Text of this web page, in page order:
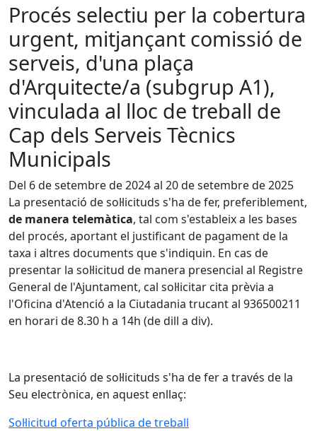
Procés selectiu per la cobertura
urgent, mitjançant comissió de
serveis, d'una plaça
d'Arquitecte/a (subgrup A1),
vinculada al lloc de treball de
Cap dels Serveis Tècnics
Municipals
Del 6 de setembre de 2024 al 20 de setembre de 2025
La presentació de sol·licituds s'ha de fer, preferiblement,
de manera telemàtica, tal com s'estableix a les bases
del procés, aportant el justificant de pagament de la
taxa i altres documents que s'indiquin. En cas de
presentar la sol·licitud de manera presencial al Registre
General de l'Ajuntament, cal sol·licitar cita prèvia a
l'Oficina d'Atenció a la Ciutadania trucant al 936500211
en horari de 8.30 h a 14h (de dill a div).
La presentació de sol·licituds s'ha de fer a través de la
Seu electrònica, en aquest enllaç:
Sol·licitud oferta pública de treball